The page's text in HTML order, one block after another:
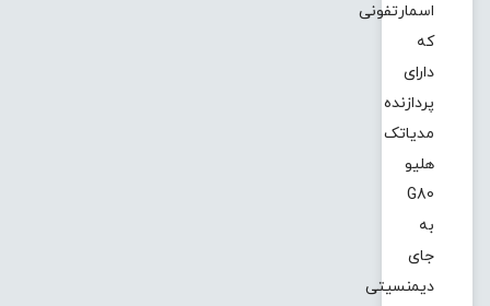
اسمارتفونی
که
دارای
پردازنده
مدیاتک
هلیو
G80
به
جای
دیمنسیتی